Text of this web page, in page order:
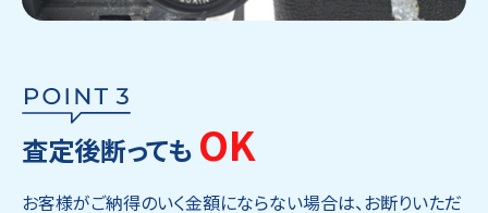
査定後断っても OK
お客様がご納得のいく金額にならない場合は、お断りいただ